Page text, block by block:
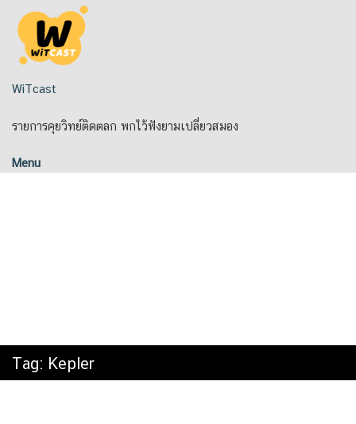
content
WiTcast
รายการคุยวิทย์ติดตลก พกไว้ฟังยามเปลี่ยวสมอง
Menu
Tag: Kepler